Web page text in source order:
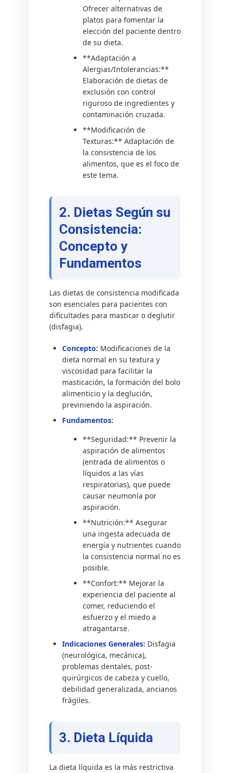
Ofrecer alternativas de
platos para fomentar la
elección del paciente dentro
de su dieta.
**Adaptación a
Alergias/Intolerancias:**
Elaboración de dietas de
exclusión con control
riguroso de ingredientes y
contaminación cruzada.
**Modificación de
Texturas:** Adaptación de
la consistencia de los
alimentos, que es el foco de
este tema.
2. Dietas Según su
Consistencia:
Concepto y
Fundamentos
Las dietas de consistencia modificada
son esenciales para pacientes con
dificultades para masticar o deglutir
(disfagia).
Concepto: Modificaciones de la
dieta normal en su textura y
viscosidad para facilitar la
masticación, la formación del bolo
alimenticio y la deglución,
previniendo la aspiración.
Fundamentos:
**Seguridad:** Prevenir la
aspiración de alimentos
(entrada de alimentos o
líquidos a las vías
respiratorias), que puede
causar neumonía por
aspiración.
**Nutrición:** Asegurar
una ingesta adecuada de
energía y nutrientes cuando
la consistencia normal no es
posible.
**Confort:** Mejorar la
experiencia del paciente al
comer, reduciendo el
esfuerzo y el miedo a
atragantarse.
Indicaciones Generales: Disfagia
(neurológica, mecánica),
problemas dentales, post-
quirúrgicos de cabeza y cuello,
debilidad generalizada, ancianos
frágiles.
3. Dieta Líquida
La dieta líquida es la más restrictiva